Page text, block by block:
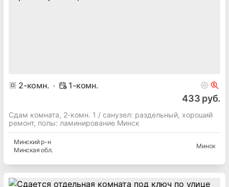
2-комн. 1-комн.
433 руб.
Сдам комната, 2-комн. 1 / cанузел: раздельный, хороший
ремонт, полы: ламинирование Минск
Минскийр-н
Минская обл.
Минск